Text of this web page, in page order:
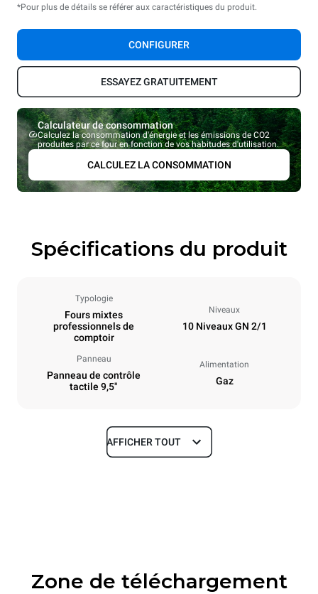
*Pour plus de détails se référer aux caractéristiques du produit.
CONFIGURER
ESSAYEZ GRATUITEMENT
Calculateur de consommation
Calculez la consommation d'énergie et les émissions de CO2
produites par ce four en fonction de vos habitudes d'utilisation.
CALCULEZ LA CONSOMMATION
Spécifications du produit
Typologie
Fours mixtes
professionnels de
comptoir
Niveaux
10 Niveaux GN 2/1
Panneau
Panneau de contrôle
tactile 9,5"
Alimentation
Gaz
Dimensions
Caractéristiques de la plaque
AFFICHER TOUT
Zone de téléchargement